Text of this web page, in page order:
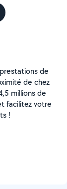
de
de chez
millions de
facilitez votre
!